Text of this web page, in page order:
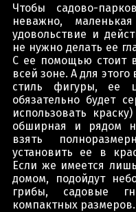
Чтобы садово-
неважно,
удовольствие и
не нужно делать ее
С ее помощью стоит
всей зоне. А для
стиль фигуры, ее
обязательно будет
использовать
обширная и рядом
взять
установить ее в
Если же имеется
домом, подойдут
грибы, садовые
компактных размеров.